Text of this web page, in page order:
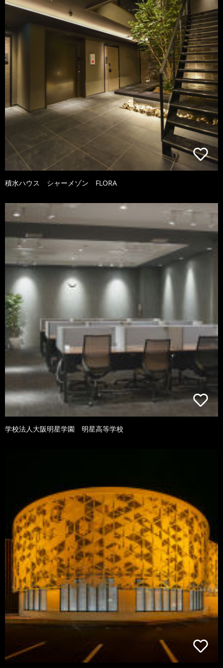
積水ハウス シャーメゾン FLORA
学校法人大阪明星学園 明星高等学校